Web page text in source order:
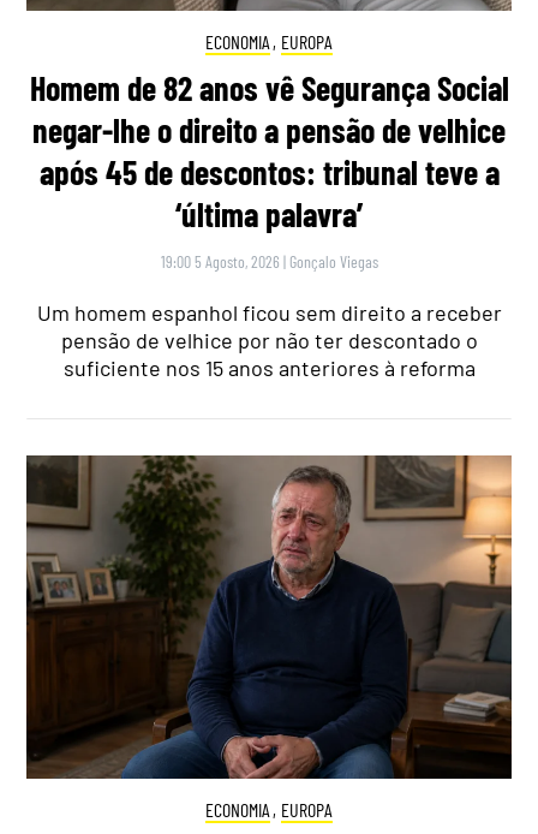
ECONOMIA , EUROPA
Homem de 82 anos vê Segurança Social
negar-lhe o direito a pensão de velhice
após 45 de descontos: tribunal teve a
‘última palavra’
19:00 5 Agosto, 2026 | Gonçalo Viegas
Um homem espanhol ficou sem direito a receber
pensão de velhice por não ter descontado o
suficiente nos 15 anos anteriores à reforma
ECONOMIA , EUROPA